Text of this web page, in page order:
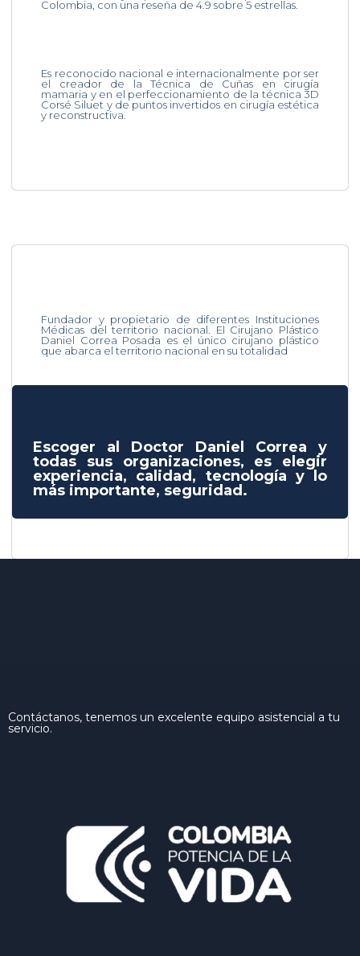
Colombia, con una reseña de 4.9 sobre 5 estrellas.
Es reconocido nacional e internacionalmente por ser
el creador de la Técnica de Cuñas en cirugía
mamaria y en el perfeccionamiento de la técnica 3D
Corsé Siluet y de puntos invertidos en cirugía estética
y reconstructiva.
Fundador y propietario de diferentes Instituciones
Médicas del territorio nacional. El Cirujano Plástico
Daniel Correa Posada es el único cirujano plástico
que abarca el territorio nacional en su totalidad
Escoger al Doctor Daniel Correa y
todas sus organizaciones, es elegir
experiencia, calidad, tecnología y lo
más importante, seguridad.
Contáctanos, tenemos un excelente equipo asistencial a tu
servicio.